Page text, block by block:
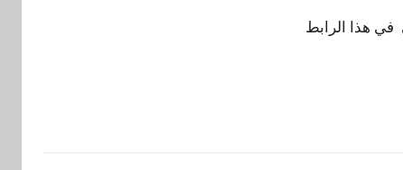
هذا الرابط